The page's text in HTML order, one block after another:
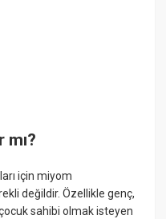
mı?
için miyom
değildir. Özellikle genç,
sahibi olmak isteyen